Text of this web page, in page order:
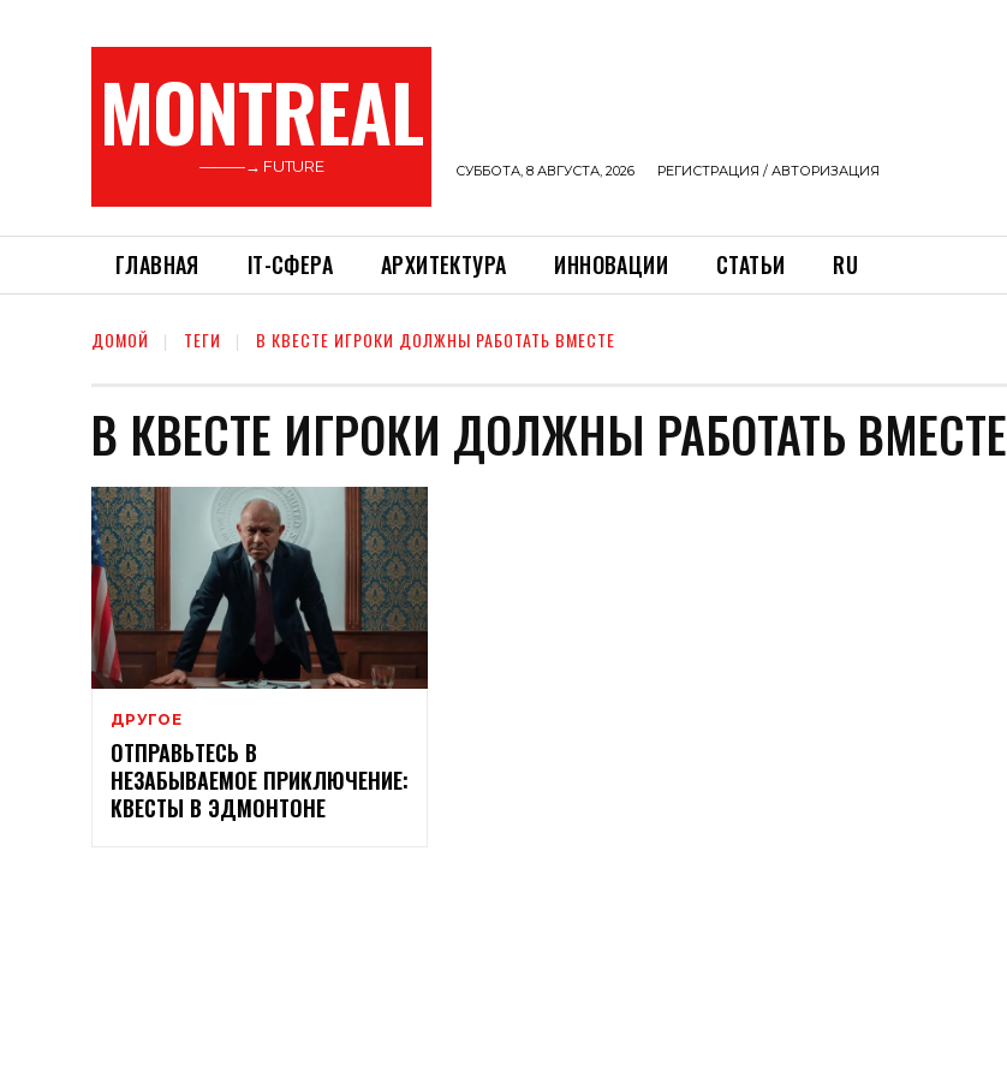
MONTREAL
———→ FUTURE СУББОТА, 8 АВГУСТА, 2026 РЕГИСТРАЦИЯ / АВТОРИЗАЦИЯ
ГЛАВНАЯ ІТ-СФЕРА АРХИТЕКТУРА ИННОВАЦИИ СТАТЬИ RU
ДОМОЙ ТЕГИ В КВЕСТЕ ИГРОКИ ДОЛЖНЫ РАБОТАТЬ ВМЕСТЕ
В КВЕСТЕ ИГРОКИ ДОЛЖНЫ РАБОТАТЬ ВМЕСТЕ
ДРУГОЕ
ОТПРАВЬТЕСЬ В
НЕЗАБЫВАЕМОЕ ПРИКЛЮЧЕНИЕ:
КВЕСТЫ В ЭДМОНТОНЕ